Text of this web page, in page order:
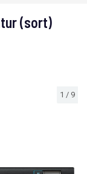
1 / 9
(sort)